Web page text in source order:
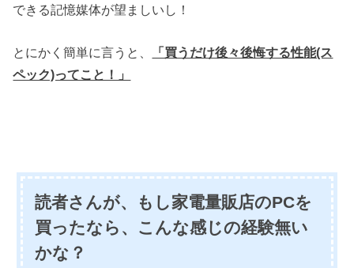
できる記憶媒体が望ましいし！
とにかく簡単に言うと、
「買うだけ後々後悔する性能(ス
ペック)ってこと！」
読者さんが、もし家電量販店のPCを
買ったなら、こんな感じの経験無い
かな？